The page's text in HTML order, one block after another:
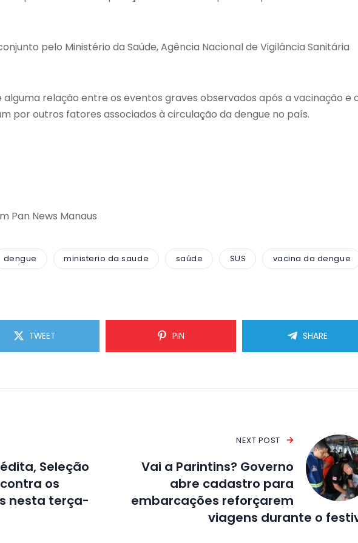
pelo Ministério da Saúde, Agência Nacional de Vigilância Sanitária
relação entre os eventos graves observados após a vacinação e
por outros fatores associados à circulação da dengue no país.
Pan News Manaus
dengue ministerio da saude saúde SUS vacina da dengue
TWEET PIN SHARE
Seleção
os
nesta terça-
NEXT POST
Vai a Parintins? Governo
abre cadastro para
embarcações reforçarem
viagens durante o